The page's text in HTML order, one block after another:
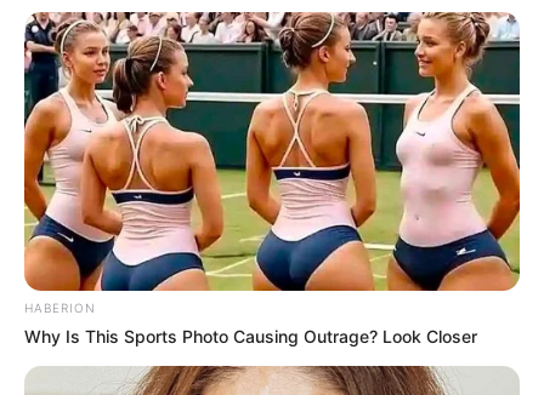
HABERION
Why Is This Sports Photo Causing Outrage? Look Closer